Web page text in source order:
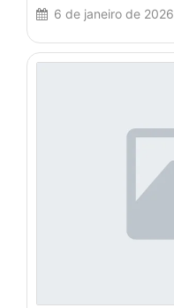
6 de janeiro de 2026